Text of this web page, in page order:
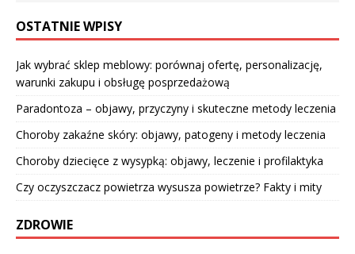
OSTATNIE WPISY
Jak wybrać sklep meblowy: porównaj ofertę, personalizację,
warunki zakupu i obsługę posprzedażową
Paradontoza – objawy, przyczyny i skuteczne metody leczenia
Choroby zakaźne skóry: objawy, patogeny i metody leczenia
Choroby dziecięce z wysypką: objawy, leczenie i profilaktyka
Czy oczyszczacz powietrza wysusza powietrze? Fakty i mity
ZDROWIE